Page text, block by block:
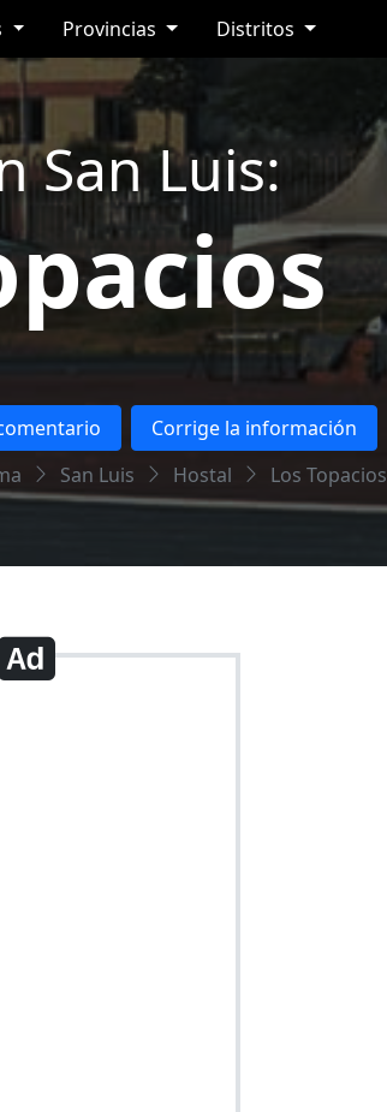
Provincias Distritos
San Luis:
Corrige la información
San Luis Hostal Los Topacios